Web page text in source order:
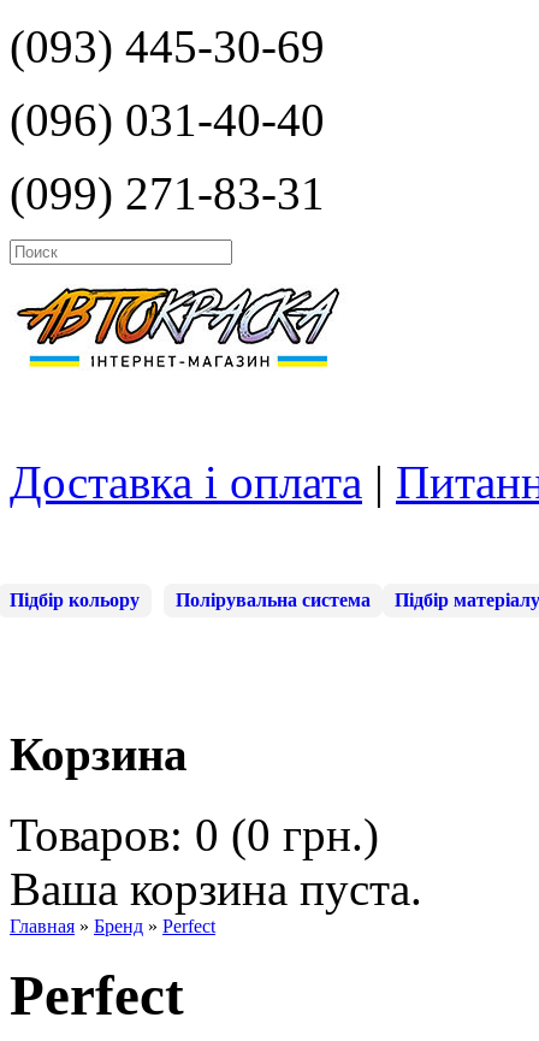
(093) 445-30-69
(096) 031-40-40
(099) 271-83-31
Доставка і оплата |
Підбір кольору Полірувальна система Підбір матеріалу
Корзина
Товаров: 0 (0 грн.)
Ваша корзина пуста.
Главная » Бренд » Perfect
Perfect